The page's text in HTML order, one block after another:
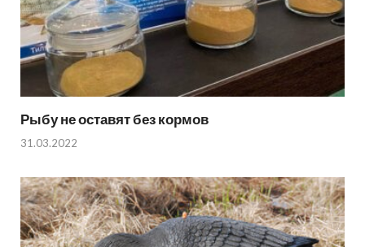
Рыбу не оставят без кормов
31.03.2022